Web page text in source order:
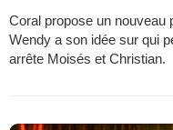
Coral propose un nouveau
Wendy a son idée sur qui
arrête Moisés et Christian.